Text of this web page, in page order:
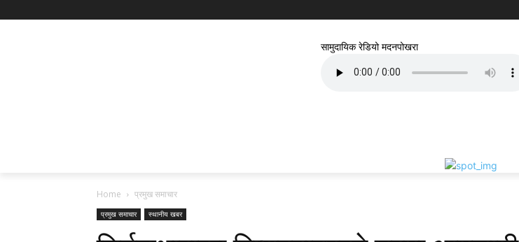
सामुदायिक रेडियो मदनपोखरा
Home प्रमुख समाचार
प्रमुख समाचार स्थानीय खबर